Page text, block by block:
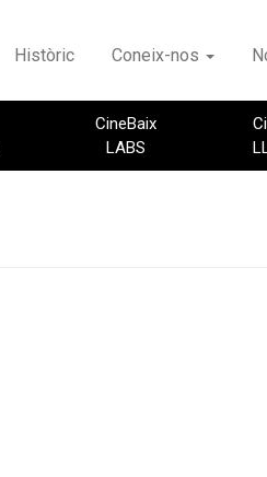
Històric Coneix-nos
CineBaix
LABS